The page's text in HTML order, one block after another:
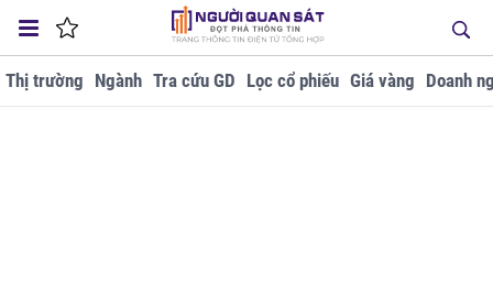
Thị trường Ngành Tra cứu GD Lọc cổ phiếu Giá vàng Doanh